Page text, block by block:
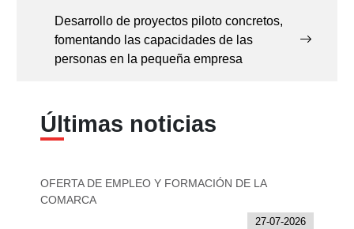
Desarrollo de proyectos piloto concretos,
fomentando las capacidades de las
personas en la pequeña empresa
Últimas noticias
OFERTA DE EMPLEO Y FORMACIÓN DE LA
COMARCA
27-07-2026